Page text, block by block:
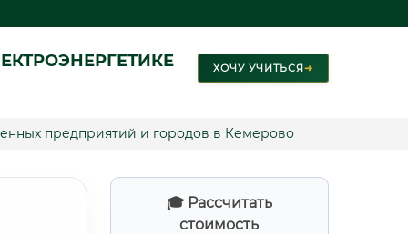
ХОЧУ УЧИТЬСЯ➜
предприятий и городов в Кемерово
🎓 Рассчитать
стоимость